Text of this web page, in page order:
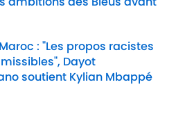
on Invalid Date
: "Les propos racistes
Dayot
soutient Kylian Mbappé
on Invalid Date